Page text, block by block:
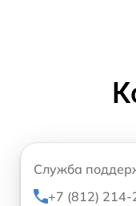
Служба
+7 (812)